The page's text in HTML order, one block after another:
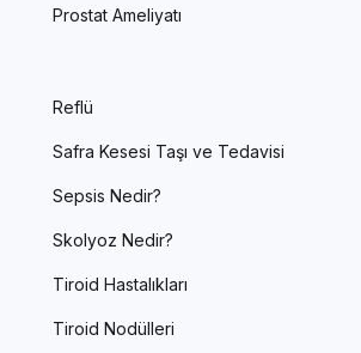
Prostat Ameliyatı
Reflü
Safra Kesesi Taşı ve Tedavisi
Sepsis Nedir?
Skolyoz Nedir?
Tiroid Hastalıkları
Tiroid Nodülleri